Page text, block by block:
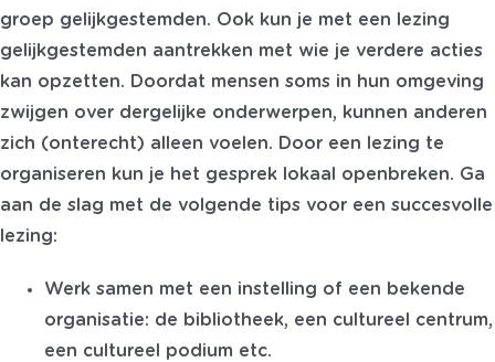
groep gelijkgestemden. Ook kun je met een lezing
gelijkgestemden aantrekken met wie je verdere acties
kan opzetten. Doordat mensen soms in hun omgeving
zwijgen over dergelijke onderwerpen, kunnen anderen
zich (onterecht) alleen voelen. Door een lezing te
organiseren kun je het gesprek lokaal openbreken. Ga
aan de slag met de volgende tips voor een succesvolle
lezing:
Werk samen met een instelling of een bekende
organisatie: de bibliotheek, een cultureel centrum,
een cultureel podium etc.